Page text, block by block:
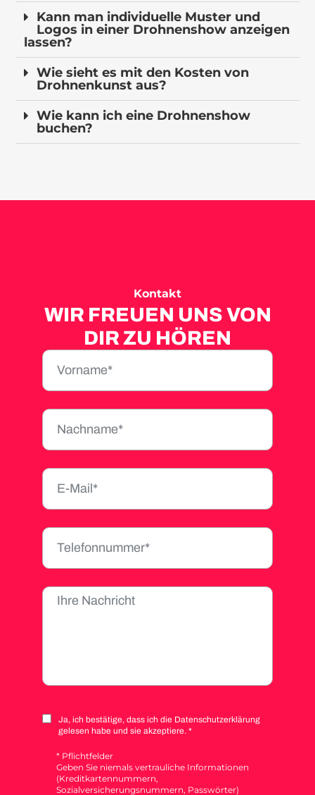
Kann man individuelle Muster und
Logos in einer Drohnenshow anzeigen
lassen?
Wie sieht es mit den Kosten von
Drohnenkunst aus?
Wie kann ich eine Drohnenshow
buchen?
Kontakt
WIR FREUEN UNS VON
DIR ZU HÖREN
Ja, ich bestätige, dass ich die Datenschutzerklärung
gelesen habe und sie akzeptiere. *
* Pflichtfelder
Geben Sie niemals vertrauliche Informationen
(Kreditkartennummern,
Sozialversicherungsnummern, Passwörter)